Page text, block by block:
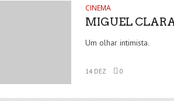
CINEMA
MIGUEL
Um olhar intimista.
14 DEZ 0